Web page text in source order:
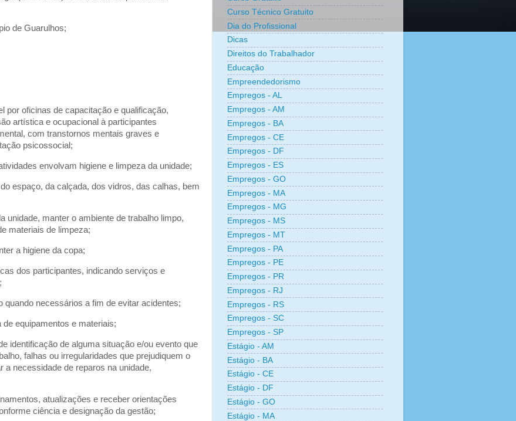
de Guarulhos;
por oficinas de capacitação e qualificação,
artística e ocupacional à participantes
com transtornos mentais graves e
psicossocial;
envolvam higiene e limpeza da unidade;
espaço, da calçada, dos vidros, das calhas, bem
unidade, manter o ambiente de trabalho limpo,
materiais de limpeza;
a higiene da copa;
dos participantes, indicando serviços e
quando necessários a fim de evitar acidentes;
equipamentos e materiais;
identificação de alguma situação e/ou evento que
falhas ou irregularidades que prejudiquem o
a necessidade de reparos na unidade,
atualizações e receber orientações
ciência e designação da gestão;
Curso Técnico Gratuito
Dia do Profissional
Dicas
Direitos do Trabalhador
Educação
Empreendedorismo
Empregos - AL
Empregos - AM
Empregos - BA
Empregos - CE
Empregos - DF
Empregos - ES
Empregos - GO
Empregos - MA
Empregos - MG
Empregos - MS
Empregos - MT
Empregos - PA
Empregos - PE
Empregos - PR
Empregos - RJ
Empregos - RS
Empregos - SC
Empregos - SP
Estágio - AM
Estágio - BA
Estágio - CE
Estágio - DF
Estágio - GO
Estágio - MA